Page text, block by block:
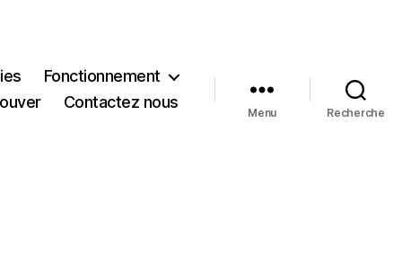
Fonctionnement
Contactez nous
Menu Recherche